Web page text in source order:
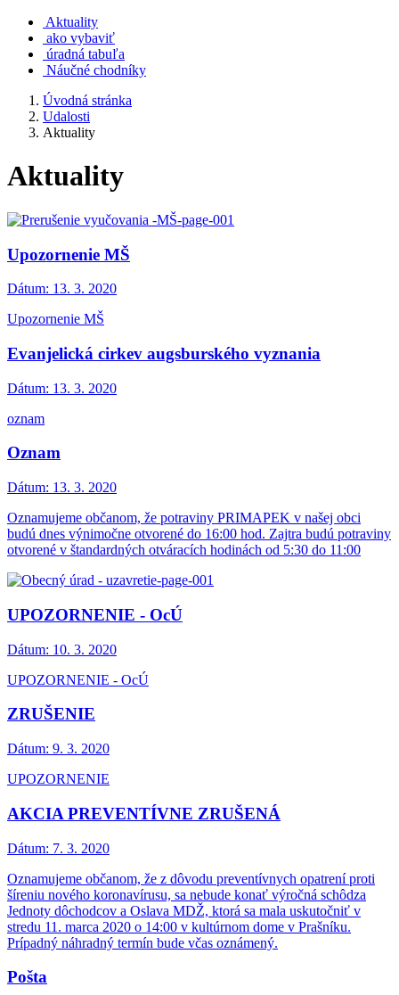
Aktuality
ako vybaviť
úradná tabuľa
Náučné chodníky
Úvodná stránka
Udalosti
Aktuality
Aktuality
Upozornenie MŠ
Dátum: 13. 3. 2020
Upozornenie MŠ
Evanjelická cirkev augsburského vyznania
Dátum: 13. 3. 2020
oznam
Oznam
Dátum: 13. 3. 2020
Oznamujeme občanom, že potraviny PRIMAPEK v našej obci
budú dnes výnimočne otvorené do 16:00 hod. Zajtra budú potraviny
otvorené v štandardných otváracích hodinách od 5:30 do 11:00
UPOZORNENIE - OcÚ
Dátum: 10. 3. 2020
UPOZORNENIE - OcÚ
ZRUŠENIE
Dátum: 9. 3. 2020
UPOZORNENIE
AKCIA PREVENTÍVNE ZRUŠENÁ
Dátum: 7. 3. 2020
Oznamujeme občanom, že z dôvodu preventívnych opatrení proti
šíreniu nového koronavírusu, sa nebude konať výročná schôdza
Jednoty dôchodcov a Oslava MDŽ, ktorá sa mala uskutočniť v
stredu 11. marca 2020 o 14:00 v kultúrnom dome v Prašníku.
Prípadný náhradný termín bude včas oznámený.
Pošta